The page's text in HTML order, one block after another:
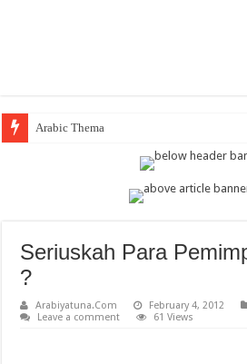
Arabic Thematic Immersive L
Seriuskah Para
?
Arabiyatuna.Com February 4, 2012
Leave a comment
61 Views